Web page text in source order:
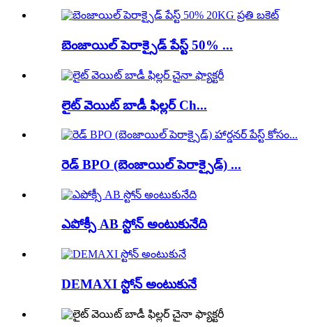
బెంజాయిల్ పెరాక్సైడ్ పేస్ట్ 50% ...
లైట్ వెయిట్ బాడీ ఫిల్లర్ Ch...
రెడ్ BPO (బెంజాయిల్ పెరాక్సైడ్) ...
ఎపోక్సీ AB స్టోన్ అంటుకునేది
DEMAXI స్టోన్ అంటుకునే